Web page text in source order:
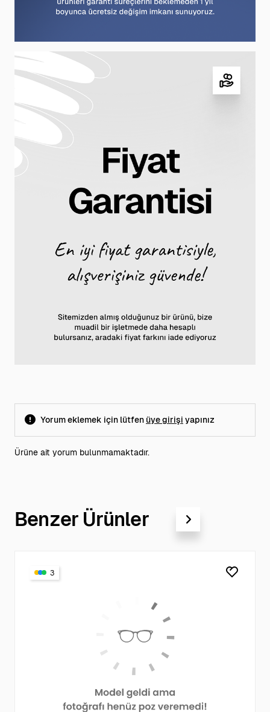
Yorum eklemek için lütfen üye girişi yapınız
Ürüne ait yorum bulunmamaktadır.
Benzer Ürünler
3